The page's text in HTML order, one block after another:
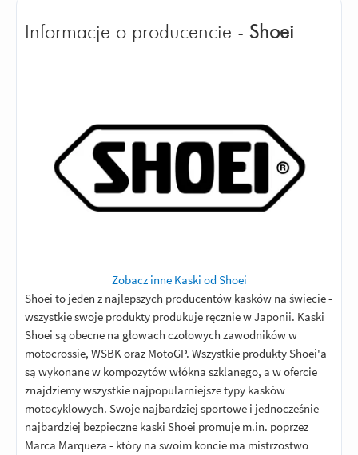
Informacje o producencie - Shoei
Zobacz inne Kaski od Shoei
Shoei to jeden z najlepszych producentów kasków na świecie -
wszystkie swoje produkty produkuje ręcznie w Japonii. Kaski
Shoei są obecne na głowach czołowych zawodników w
motocrossie, WSBK oraz MotoGP. Wszystkie produkty Shoei'a
są wykonane w kompozytów włókna szklanego, a w ofercie
znajdziemy wszystkie najpopularniejsze typy kasków
motocyklowych. Swoje najbardziej sportowe i jednocześnie
najbardziej bezpieczne kaski Shoei promuje m.in. poprzez
Marca Marqueza - który na swoim koncie ma mistrzostwo